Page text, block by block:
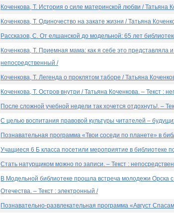
Коченкова, Т. История о силе материнской любви / Татьяна
Коченкова, Т. Одиночество на закате жизни / Татьяна
Рассказов, С. От елшанской до модельной: 65 лет
Коченкова, Т. Приемная мама: как я себе это представляла
непосредственный /
Коченкова, Т. Легенда о проклятом таборе / Татьяна
Коченкова, Т. Остров внутри / Татьяна Коченкова. – Текст :
После сложной учебной недели так хочется отдохнуть!. –
С целью воспитания правовой культуры читателей –
Познавательная программа «Твои соседи по планете» в
Учащиеся 6 Б класса посетили мероприятие в библиотеке
Стать натурщиком можно по записи. – Текст :
В Модельной библиотеке прошла встреча молодежи Орска
Отечества. – Текст : электронный /
Познавательно-развлекательная программа «Август